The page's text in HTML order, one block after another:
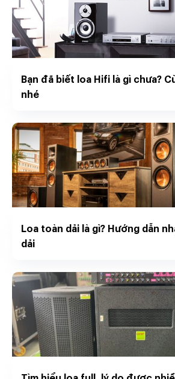
Bạn đã biết loa Hifi là gì chưa?
nhé
Loa toàn dải là gì? Hướng dẫn
dải